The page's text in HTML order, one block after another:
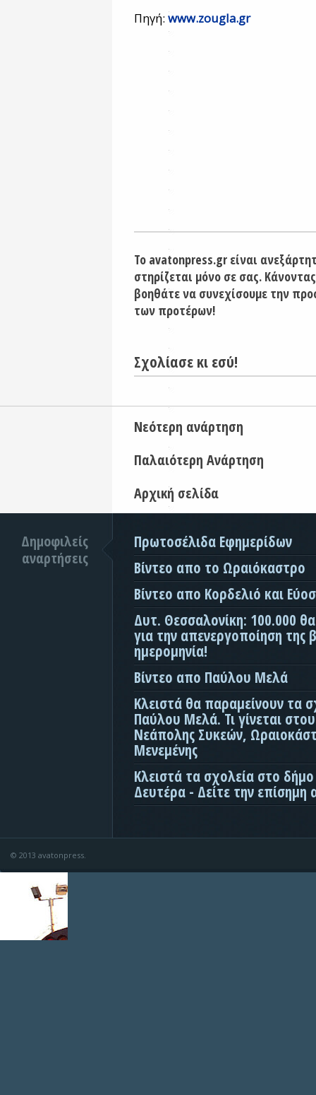
Πηγή: www.zougla.gr
Το avatonpress.gr είναι
στηρίζεται μόνο σε σας.
βοηθάτε να συνεχίσουμε την
των προτέρων!
Σχολίασε κι εσύ!
Νεότερη ανάρτηση
Παλαιότερη Ανάρτηση
Αρχική σελίδα
Δημοφιλείς
αναρτήσεις
Πρωτοσέλιδα Εφημερίδων
Βίντεο απο το Ωραιόκαστρο
Βίντεο απο Κορδελιό και
Δυτ. Θεσσαλονίκη: 100.000
για την απενεργοποίηση της
ημερομηνία!
Βίντεο απο Παύλου Μελά
Κλειστά θα παραμείνουν τα
Παύλου Μελά. Τι γίνεται
Νεάπολης Συκεών,
Μενεμένης
Κλειστά τα σχολεία στο
Δευτέρα - Δείτε την επίσημη
© 2013 avatonpress.